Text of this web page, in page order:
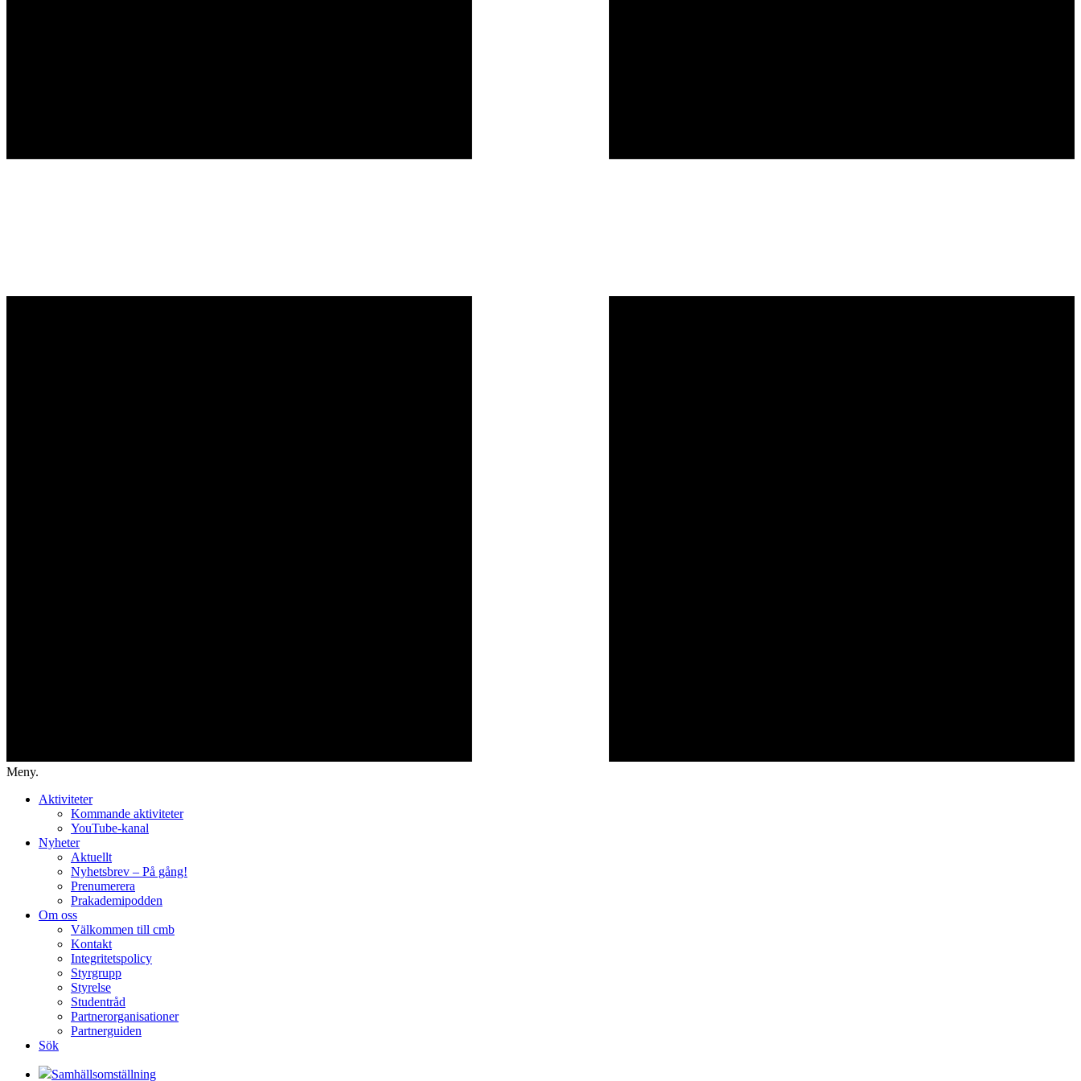
Meny.
Aktiviteter
Kommande aktiviteter
YouTube-kanal
Nyheter
Aktuellt
Nyhetsbrev – På gång!
Prenumerera
Prakademipodden
Om oss
Välkommen till cmb
Kontakt
Integritetspolicy
Styrgrupp
Styrelse
Studentråd
Partnerorganisationer
Partnerguiden
Sök
Samhällsomställning